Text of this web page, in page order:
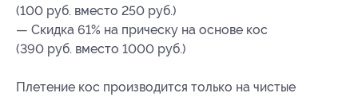
(100 руб. вместо 250 руб.)
— Скидка 61% на прическу на основе кос
(390 руб. вместо 1000 руб.)
Плетение кос производится только на чистые